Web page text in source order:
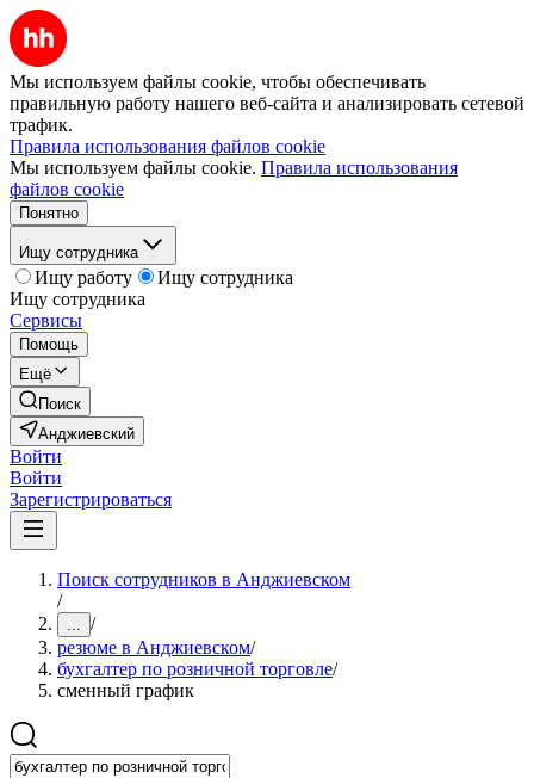
Мы используем файлы cookie, чтобы обеспечивать
правильную работу нашего веб-сайта и анализировать сетевой
трафик.
Правила использования файлов cookie
Мы используем файлы cookie. Правила использования
файлов cookie
Понятно
Ищу сотрудника
Ищу работу
Ищу сотрудника
Ищу сотрудника
Сервисы
Помощь
Ещё
Поиск
Анджиевский
Войти
Войти
Зарегистрироваться
Поиск сотрудников в Анджиевском
/
... /
резюме в Анджиевском/
бухгалтер по розничной торговле/
сменный график